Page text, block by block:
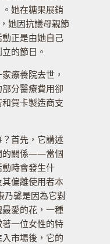
。她在糖果展銷
她因抗議母親節
正是由她自己
的節日。
療養院去世，
分醫療費用卻
賀卡製造商支
首先，它講述
的關係——當個
時會發生什
偏離使用者本
乃馨是因為它對
愛的花，一種
一位女性的特
市場後，它的